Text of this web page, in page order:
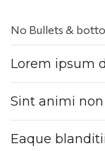
No Bullets &
Lorem ipsum
Sint animi non
Eaque